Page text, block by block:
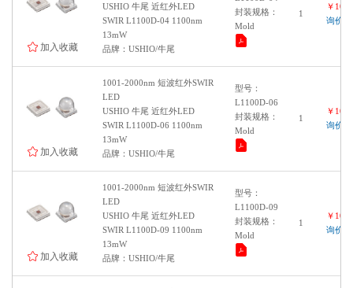
加入收藏
USHIO 牛尾 近红外LED
SWIR L1100D-04 1100nm
13mW
品牌：USHIO/牛尾
封装规格：
Mold
1
￥
询价
加入收藏
1001-2000nm 短波红外SWIR
LED
USHIO 牛尾 近红外LED
SWIR L1100D-06 1100nm
13mW
品牌：USHIO/牛尾
型号：
L1100D-06
封装规格：
Mold
1
￥
询价
加入收藏
1001-2000nm 短波红外SWIR
LED
USHIO 牛尾 近红外LED
SWIR L1100D-09 1100nm
13mW
品牌：USHIO/牛尾
型号：
L1100D-09
封装规格：
Mold
1
￥
询价